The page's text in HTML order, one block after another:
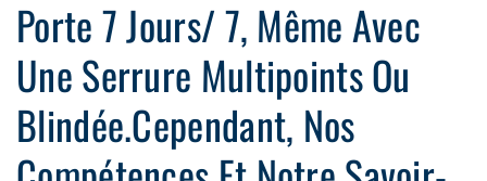
Porte 7 Jours/ 7, Même Avec
Une Serrure Multipoints Ou
Blindée.Cependant, Nos